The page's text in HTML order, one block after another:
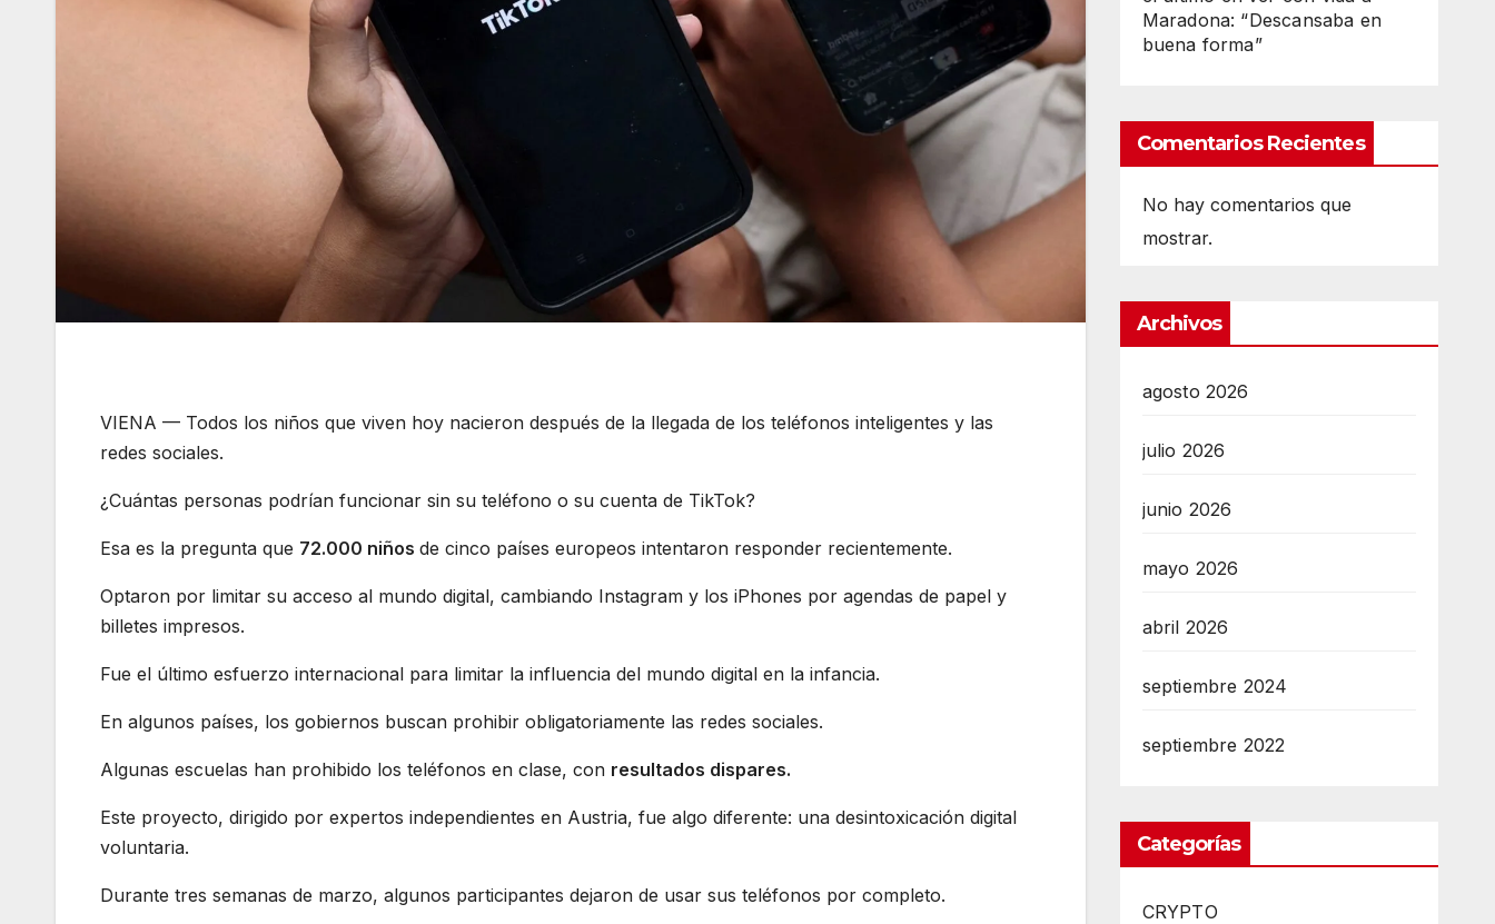
VIENA — Todos los niños que viven hoy nacieron después de la llegada de los teléfonos inteligentes y las
redes sociales.
¿Cuántas personas podrían funcionar sin su teléfono o su cuenta de TikTok?
Esa es la pregunta que 72.000 niños de cinco países europeos intentaron responder recientemente.
Optaron por limitar su acceso al mundo digital, cambiando Instagram y los iPhones por agendas de papel y
billetes impresos.
Fue el último esfuerzo internacional para limitar la influencia del mundo digital en la infancia.
En algunos países, los gobiernos buscan prohibir obligatoriamente las redes sociales.
Algunas escuelas han prohibido los teléfonos en clase, con resultados dispares.
Este proyecto, dirigido por expertos independientes en Austria, fue algo diferente: una desintoxicación digital
voluntaria.
Durante tres semanas de marzo, algunos participantes dejaron de usar sus teléfonos por completo.
Maradona: “Descansaba en
buena forma”
Comentarios Recientes
No hay comentarios que
mostrar.
Archivos
agosto 2026
julio 2026
junio 2026
mayo 2026
abril 2026
septiembre 2024
septiembre 2022
Categorías
CRYPTO